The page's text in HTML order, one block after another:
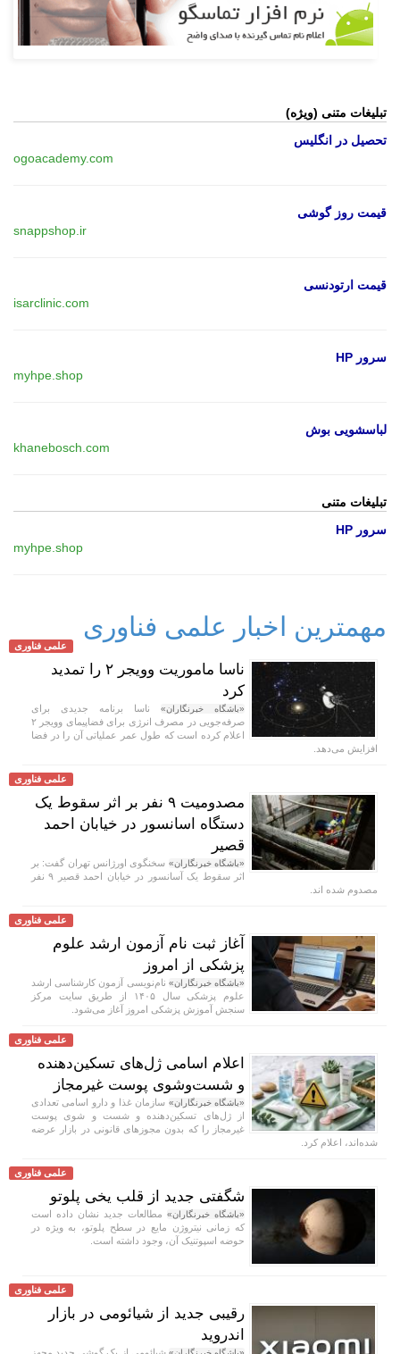
تبلیغات متنی (ویژه)
تحصیل در انگلیس
ogoacademy.com
قیمت روز گوشی
snappshop.ir
قیمت ارتودنسی
isarclinic.com
سرور HP
myhpe.shop
لباسشویی بوش
khanebosch.com
تبلیغات متنی
سرور HP
myhpe.shop
مهمترین اخبار علمی فناوری
علمی فناوری
ناسا ماموریت وویجر ۲ را تمدید
کرد
«باشگاه خبرنگاران» ناسا برنامه جدیدی برای
صرفه‌جویی در مصرف انرژی برای فضاپیمای وویجر ۲
اعلام کرده است که طول عمر عملیاتی آن را در فضا
افزایش می‌دهد.
علمی فناوری
مصدومیت ۹ نفر بر اثر سقوط یک
دستگاه اسانسور در خیابان احمد
قصیر
«باشگاه خبرنگاران» سخنگوی اورژانس تهران گفت: بر
اثر سقوط یک آسانسور در خیابان احمد قصیر ۹ نفر
مصدوم شده اند.
علمی فناوری
آغاز ثبت نام آزمون ارشد علوم
پزشکی از امروز
«باشگاه خبرنگاران» نام‌نویسی آزمون کارشناسی ارشد
علوم پزشکی سال ۱۴۰۵ از طریق سایت مرکز
سنجش آموزش پزشکی امروز آغاز می‌شود.
علمی فناوری
اعلام اسامی ژل‌های تسکین‌دهنده
و شست‌وشوی پوست غیرمجاز
«باشگاه خبرنگاران» سازمان غذا و دارو اسامی تعدادی
از ژل‌های تسکین‌دهنده و شست‌ و شوی پوست
غیرمجاز را که بدون مجوزهای قانونی در بازار عرضه
شده‌اند، اعلام کرد.
علمی فناوری
شگفتی جدید از قلب یخی پلوتو
«باشگاه خبرنگاران» مطالعات جدید نشان داده است
که زمانی نیتروژن مایع در سطح پلوتو، به ویژه در
حوضه اسپوتنیک آن، وجود داشته است.
علمی فناوری
رقیبی جدید از شیائومی در بازار
اندروید